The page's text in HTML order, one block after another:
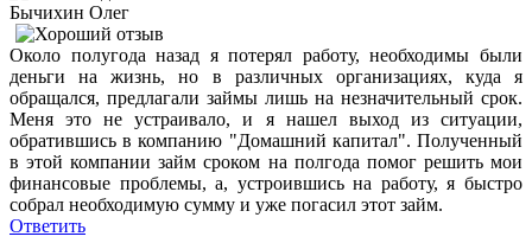
Бычихин Олег
Около полугода назад я потерял работу, необходимы были
деньги на жизнь, но в различных организациях, куда я
обращался, предлагали займы лишь на незначительный срок.
Меня это не устраивало, и я нашел выход из ситуации,
обратившись в компанию "Домашний капитал". Полученный
в этой компании займ сроком на полгода помог решить мои
финансовые проблемы, а, устроившись на работу, я быстро
собрал необходимую сумму и уже погасил этот займ.
Ответить